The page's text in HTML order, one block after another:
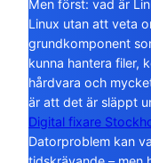
Men först: vad är
Linux utan att veta
grundkomponent
kunna hantera filer,
hårdvara och
är att det är släppt
Digital fixare
Datorproblem kan